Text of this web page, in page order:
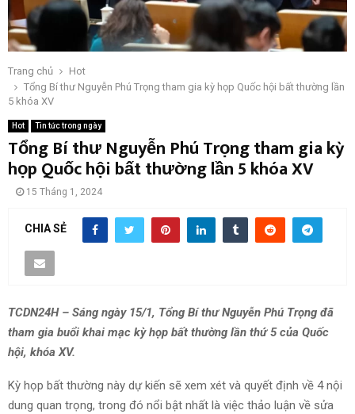
Trang chủ
Hot
Tổng Bí thư Nguyễn Phú Trọng tham gia kỳ họp Quốc hội bất thường lần
5 khóa XV
Hot Tin tức trong ngày
Tổng Bí thư Nguyễn Phú Trọng tham gia kỳ
họp Quốc hội bất thường lần 5 khóa XV
15 Tháng 1, 2024
CHIA SẺ
TCDN24H – Sáng ngày 15/1, Tổng Bí thư Nguyễn Phú Trọng đã
tham gia buổi khai mạc kỳ họp bất thường lần thứ 5 của Quốc
hội, khóa XV.
Kỳ họp bất thường này dự kiến sẽ xem xét và quyết định về 4 nội
dung quan trọng, trong đó nổi bật nhất là việc thảo luận về sửa